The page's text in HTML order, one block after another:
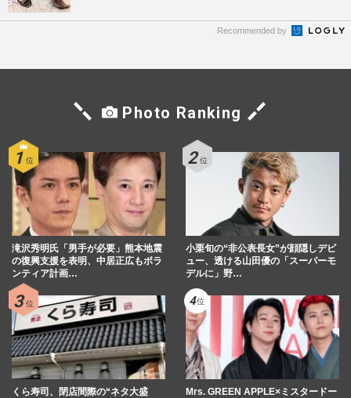
Recommended by
Photo Ranking
滝沢秀明氏「男手が必要」熊本地震
の復興支援を表明、中居正広もボラ
ンティア計画…
小栗旬の“非公表長女”が顔隠しデビ
ュー、透ける山田優の「スーパーモ
デルに」野…
くら寿司、閉店間際の“ネタ大盛
Mrs. GREEN APPLE×ミスタードー